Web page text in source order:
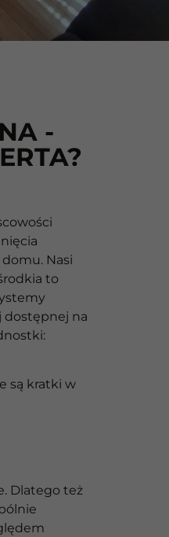
-
Nasi
to
dostępnej na
są kratki w
Dlatego też